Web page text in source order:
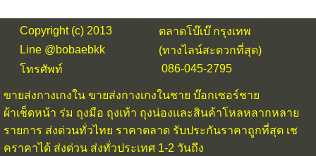
Copyright (c) 2013
ตลาดโบ๊เบ๊ กรุงเทพ
Line @bobaebkk
(ทางไลน์สะดวกที่สุด)
โทรศัพท์
086-045-2795
ขายส่งกางเกงใน ขายส่งกางเกงในชาย บ๊อกเซอร์ชาย
ผ้าเช็ดหน้า ร่ม ถุงมือ ถุงเท้า ถุงน่องและสินค้าโหลหลากหลาย
รายการ ส่งด่วนทั่วไทย ราคาตลาด รับประกันราคาถูกที่สุด เช
คราคาได้ ส่งด่วน ส่งทั่วประเทศ 1-2 วันถึง